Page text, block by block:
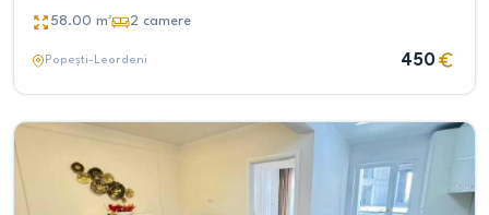
58.00 m² 2 camere
Popești-Leordeni 450